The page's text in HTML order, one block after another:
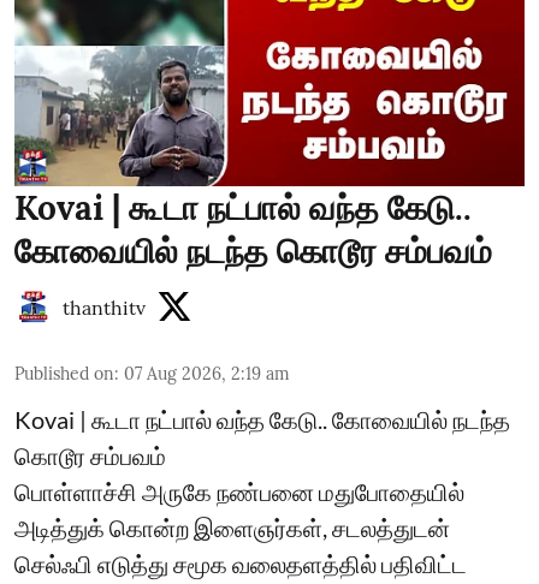
Kovai | கூடா நட்பால் வந்த கேடு..
கோவையில் நடந்த கொடூர சம்பவம்
thanthitv
Published on: 07 Aug 2026, 2:19 am
Kovai | கூடா நட்பால் வந்த கேடு.. கோவையில் நடந்த
கொடூர சம்பவம்
பொள்ளாச்சி அருகே நண்பனை மதுபோதையில்
அடித்துக் கொன்ற இளைஞர்கள், சடலத்துடன்
செல்ஃபி எடுத்து சமூக வலைதளத்தில் பதிவிட்ட